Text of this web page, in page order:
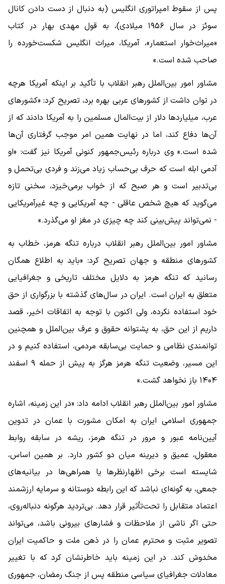
پس از سقوط امپراتوری انگلیس (به دنبال از دست دادن کانال
سوئز در سال ۱۹۵۶ میلادی)، به قول مهدی بهار در کتاب
«میراث‌خوار استعمار»، آمریکا، میراث انگلیس شکست‌خورده را
صاحب شده است.»
مشاور امور بین‌الملل رهبر انقلاب با تأکید بر اینکه آمریکا هرچه
در توان داشت از کشور‌های عربی بهره برد، تصریح کرد: «کشور‌های
عرب، میلیارد‌ها دلار از بیت‌المال مسلمین را به آمریکا دادند که از
آن‌ها دفاع کند، اما در نهایت همین امر موجب گرفتاری آن‌ها
شده است.» وی درباره رئیس‌جمهور کنونی آمریکا نیز گفت: «او
آدمی ابله است که حرف بی‌حساب زیاد می‌زند و فردی بی‌تحمل و
بی‌تدبیر است و هر صبح که از خواب برمی‌خیزد، سخنی تازه
می‌گوید که هیچ شخص عاقلی - چه آمریکایی و چه غیرآمریکایی
- نمی‌تواند پیش‌بینی کند چه چیزی در مغز او می‌گذرد.»
مشاور امور بین‌الملل رهبر انقلاب درباره تنگه هرمز، خطاب به
کشور‌های منطقه و جهان تصریح کرد: «باید به اطلاع همگان
رسانید که تنگه هرمز به دلایل مختلف تاریخی و جغرافیایی
متعلق به ایران است. ایران در سال‌های گذشته با بزرگواری از حق
خود استفاده نکرده، ولی اکنون با توجه به اتفاقات اخیر، قصد
داریم از این حق، به پشتوانه حقوق و عرف بین‌الملل و همچنین
توانمندی نظامی و حمایت بی‌سابقه مردمی، استفاده کنیم و در
این مسیر، وضعیت تنگه هرمز هرگز به پیش از حمله ۹ اسفند
۱۴۰۴ باز نخواهد گشت.»
مشاور امور بین‌الملل رهبر انقلاب ادامه داد: «در این زمینه، اشاره
جمهوری اسلامی ایران به امکان مشورت با عمان در تدوین
آیین‌نامه عبور و مرور در تنگه هرمز، ریشه در سابقه روابط
معقول، عمیق و دیرینه میان دو کشور دارد. بر همین اساس،
شایسته است برخی اظهارنظر‌ها یا همراهی‌ها در بیانیه‌های
جمعی، به گونه‌ای نباشد که این رابطه دوستانه و سرمایه ارزشمند
اعتماد متقابل را تحت‌تأثیر قرار دهد. بی‌تردید هرگونه دنباله‌روی،
حتی اگر ناشی از ملاحظات و فشار‌های بیرونی باشد، می‌تواند
تصویر مثبت و محترم عمان را در ذهن ملت و حاکمیت ایران
مخدوش کند. در این زمینه باید خاطرنشان کرد که با تغییر
معادلات جغرافیای سیاسی منطقه پس از جنگ رمضان، جمهوری